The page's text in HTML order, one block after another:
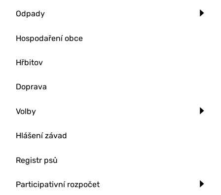
Odpady
Hospodaření obce
Hřbitov
Doprava
Volby
Hlášení závad
Registr psů
Participativní rozpočet